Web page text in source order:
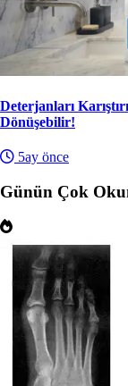
Deterjanları
Dönüşebilir!
5ay önce
Günün Çok